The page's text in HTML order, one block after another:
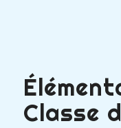
Classe